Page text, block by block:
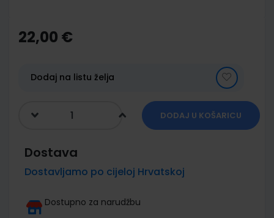
the
beginning
gallery
22,00 €
Dodaj na listu želja
DODAJ U KOŠARICU
Dostava
Dostavljamo po cijeloj Hrvatskoj
Dostupno za narudžbu